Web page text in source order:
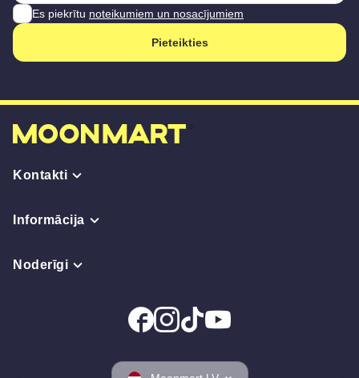
Es piekrītu noteikumiem un nosacījumiem
Pieteikties
Kontakti
Informācija
Noderīgi